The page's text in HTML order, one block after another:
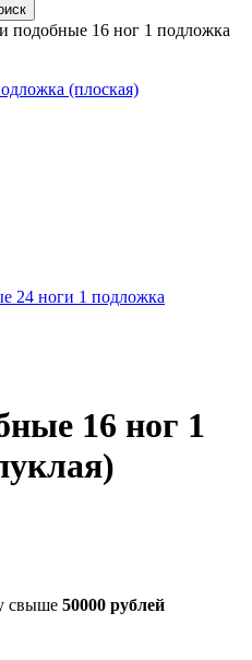
подобные 16 ног 1 подложка
(плоская)
24 ноги 1 подложка
16 ног 1
свыше 50000 рублей